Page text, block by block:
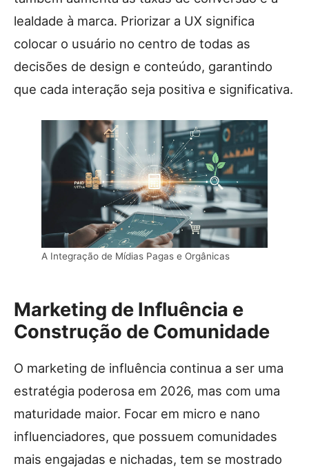
lealdade à marca. Priorizar a UX significa
colocar o usuário no centro de todas as
decisões de design e conteúdo, garantindo
que cada interação seja positiva e significativa.
A Integração de Mídias Pagas e Orgânicas
Marketing de Influência e
Construção de Comunidade
O marketing de influência continua a ser uma
estratégia poderosa em 2026, mas com uma
maturidade maior. Focar em micro e nano
influenciadores, que possuem comunidades
mais engajadas e nichadas, tem se mostrado